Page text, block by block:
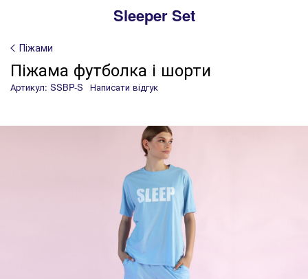
Sleeper Set
Піжами
Піжама футболка і шорти
Артикул: SSBP-S Написати відгук